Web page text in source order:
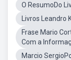
O ResumoDo
Livros Leandro
Frase Mario
Com a
Marcio